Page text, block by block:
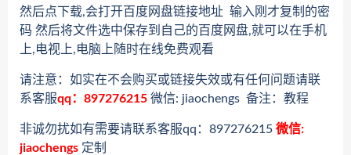
然后点下载,会打开百度网盘链接地址 输入刚才复制的密
码 然后将文件选中保存到自己的百度网盘,就可以在手机
上,电视上,电脑上随时在线免费观看
请注意：如实在不会购买或链接失效或有任何问题请联
系客服qq：897276215 微信: jiaochengs 备注：教程
非诚勿扰如有需要请联系客服qq：897276215 微信:
jiaochengs 定制